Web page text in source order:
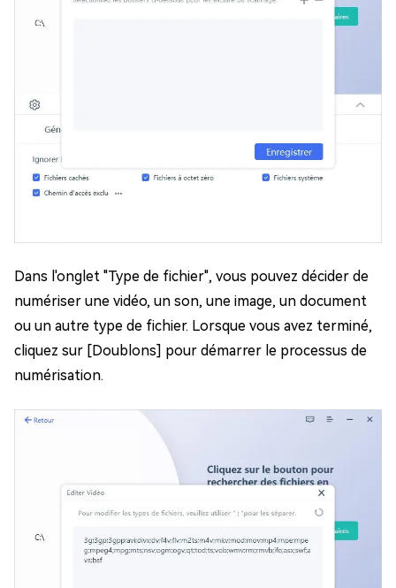
Dans l'onglet "Type de fichier", vous pouvez décider de
numériser une vidéo, un son, une image, un document
ou un autre type de fichier. Lorsque vous avez terminé,
cliquez sur [Doublons] pour démarrer le processus de
numérisation.